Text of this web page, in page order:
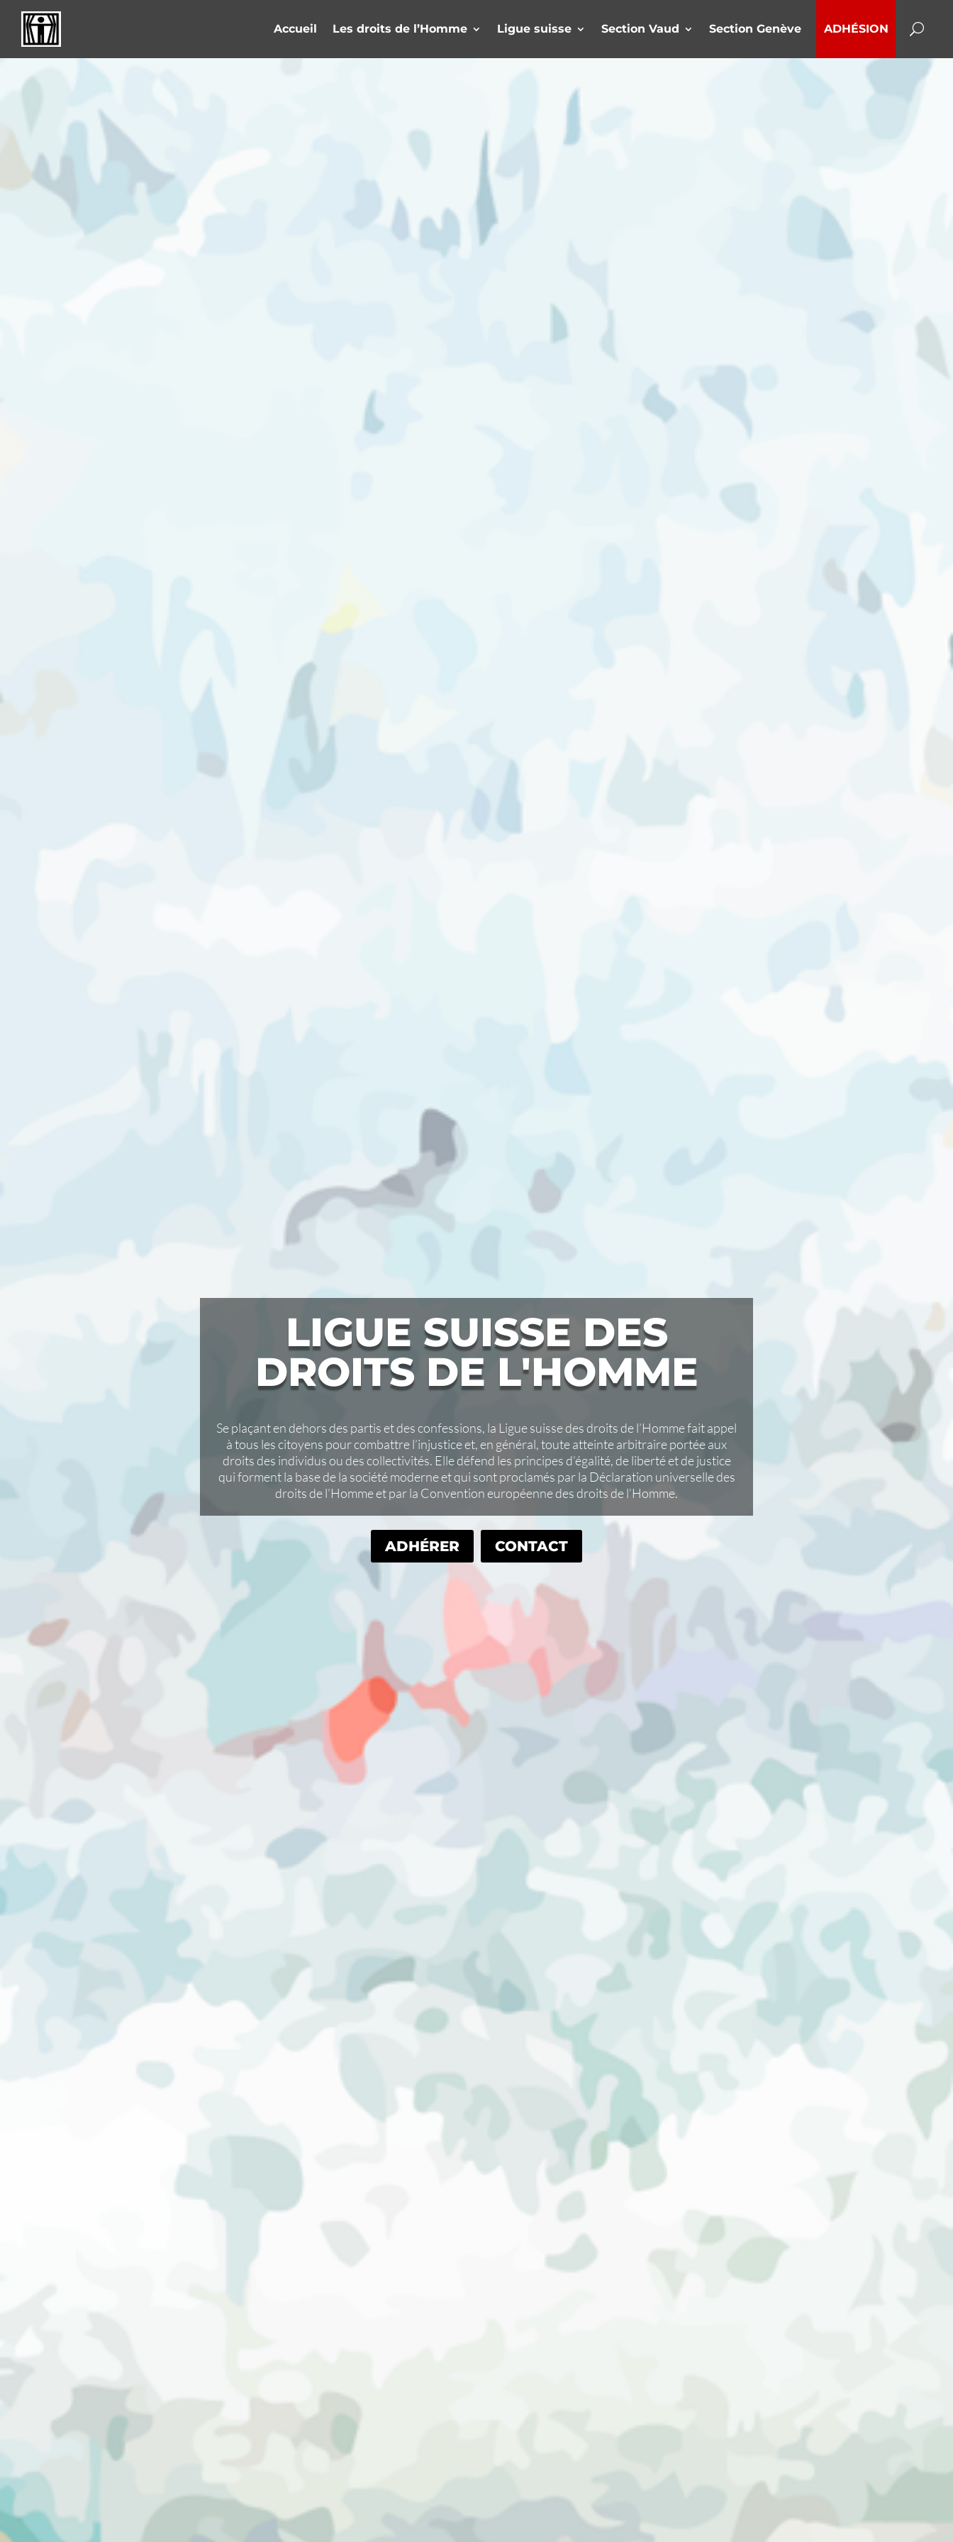
Accueil Les droits de l’Homme Ligue suisse Section Vaud Section Genève ADHÉSION
LIGUE SUISSE DES
DROITS DE L'HOMME
Se plaçant en dehors des partis et des confessions, la Ligue suisse des droits de l’Homme fait appel
à tous les citoyens pour combattre l’injustice et, en général, toute atteinte arbitraire portée aux
droits des individus ou des collectivités. Elle défend les principes d’égalité, de liberté et de justice
qui forment la base de la société moderne et qui sont proclamés par la Déclaration universelle des
droits de l’Homme et par la Convention européenne des droits de l’Homme.
ADHÉRER CONTACT